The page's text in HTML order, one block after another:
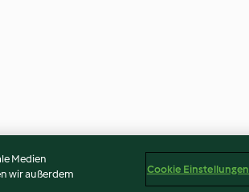
Medien
wir außerdem
Cookie Einstellungen